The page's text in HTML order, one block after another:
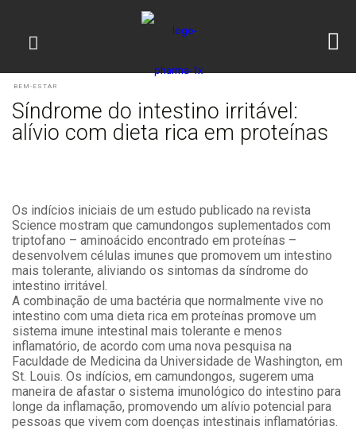
BEM-ESTAR
Síndrome do intestino irritável:
alívio com dieta rica em proteínas
Os indícios iniciais de um estudo publicado na revista
Science mostram que camundongos suplementados com
triptofano – aminoácido encontrado em proteínas –
desenvolvem células imunes que promovem um intestino
mais tolerante, aliviando os sintomas da síndrome do
intestino irritável.
A combinação de uma bactéria que normalmente vive no
intestino com uma dieta rica em proteínas promove um
sistema imune intestinal mais tolerante e menos
inflamatório, de acordo com uma nova pesquisa na
Faculdade de Medicina da Universidade de Washington, em
St. Louis. Os indícios, em camundongos, sugerem uma
maneira de afastar o sistema imunológico do intestino para
longe da inflamação, promovendo um alívio potencial para
pessoas que vivem com doenças intestinais inflamatórias.